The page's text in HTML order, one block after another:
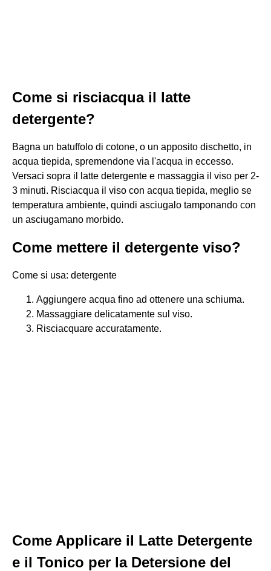
Come si risciacqua il latte
detergente?
Bagna un batuffolo di cotone, o un apposito dischetto, in
acqua tiepida, spremendone via l'acqua in eccesso.
Versaci sopra il latte detergente e massaggia il viso per 2-
3 minuti. Risciacqua il viso con acqua tiepida, meglio se
temperatura ambiente, quindi asciugalo tamponando con
un asciugamano morbido.
Come mettere il detergente viso?
Come si usa: detergente
Aggiungere acqua fino ad ottenere una schiuma.
Massaggiare delicatamente sul viso.
Risciacquare accuratamente.
Come Applicare il Latte Detergente
e il Tonico per la Detersione del